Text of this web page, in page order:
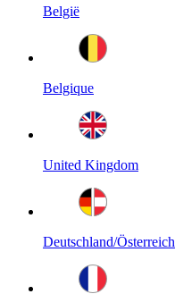
België
Belgique
United Kingdom
Deutschland/Österreich